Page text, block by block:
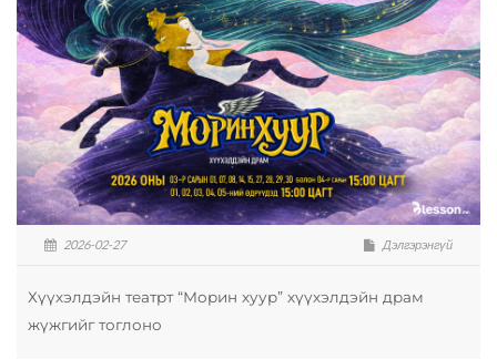
2026-02-27 Дэлгэрэнгүй
Хүүхэлдэйн театрт “Морин хуур” хүүхэлдэйн драм
жүжгийг тоглоно